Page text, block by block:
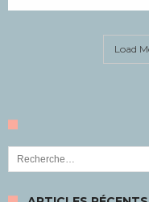
Load
Rechercher :